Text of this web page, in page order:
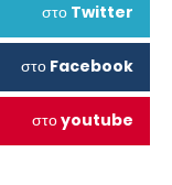
στο Twitter
στο Facebook
στοyoutube